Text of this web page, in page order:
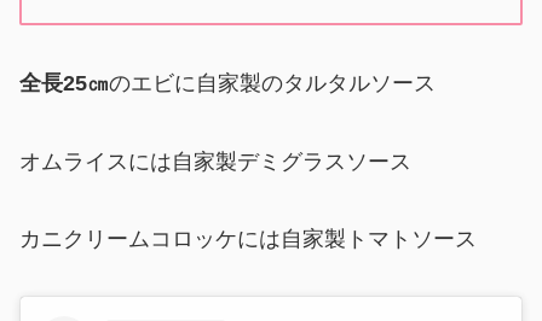
全長25㎝のエビに自家製のタルタルソース
オムライスには自家製デミグラスソース
カニクリームコロッケには自家製トマトソース